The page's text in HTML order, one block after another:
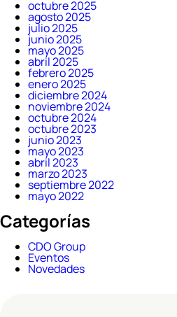
octubre 2025
agosto 2025
julio 2025
junio 2025
mayo 2025
abril 2025
febrero 2025
enero 2025
diciembre 2024
noviembre 2024
octubre 2024
octubre 2023
junio 2023
mayo 2023
abril 2023
marzo 2023
septiembre 2022
mayo 2022
Categorías
CDO Group
Eventos
Novedades